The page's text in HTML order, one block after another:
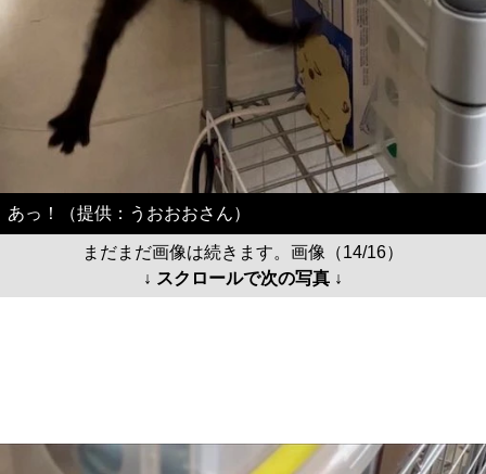
あっ！（提供：うおおおさん）
まだまだ画像は続きます。画像（14/16）
↓ スクロールで次の写真 ↓